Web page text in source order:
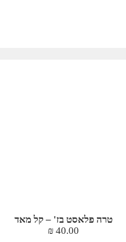
טרה פלאסט בז' – קל מאד
40.00
₪